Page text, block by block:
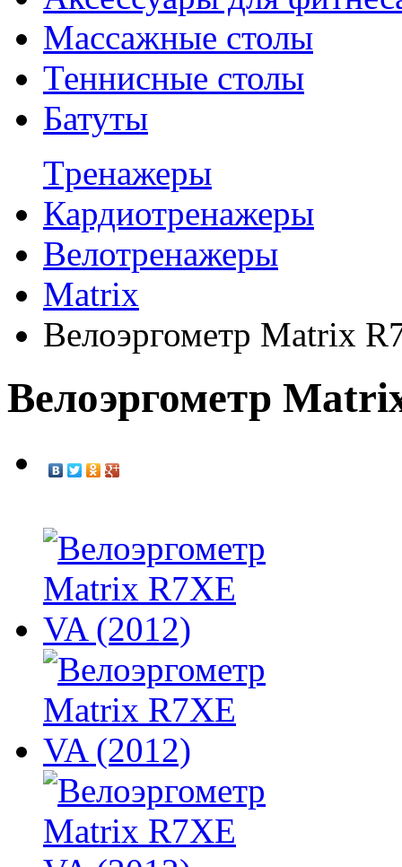
Массажные столы
Теннисные столы
Батуты
Tренажеры
Кардиотренажеры
Велотренажеры
Matrix
Велоэргометр Matrix
Велоэргометр